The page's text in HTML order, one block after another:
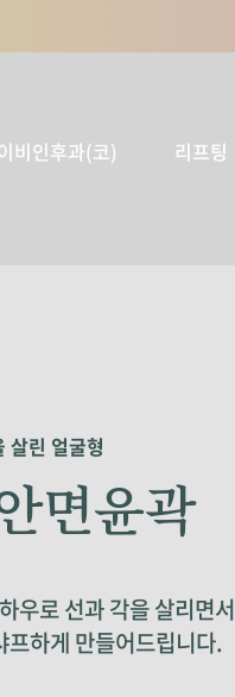
비인후과(코) 리프팅
살린 얼굴형
면윤곽
우로 선과 각을 살리면서
프하게 만들어드립니다.